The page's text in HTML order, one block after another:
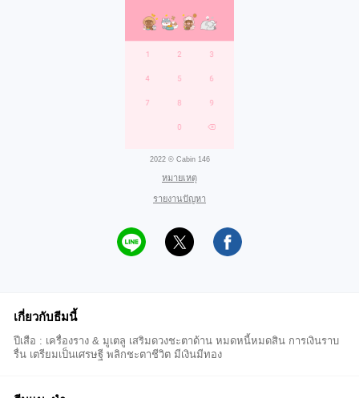
2022 © Cabin 146
หมายเหตุ
รายงานปัญหา
เกี่ยวกับธีมนี้
ปีเสือ : เครื่องราง & มูเตลู เสริมดวงชะตาด้าน หมดหนี้หมดสิน การเงินราบ
รื่น เตรียมเป็นเศรษฐี พลิกชะตาชีวิต มีเงินมีทอง